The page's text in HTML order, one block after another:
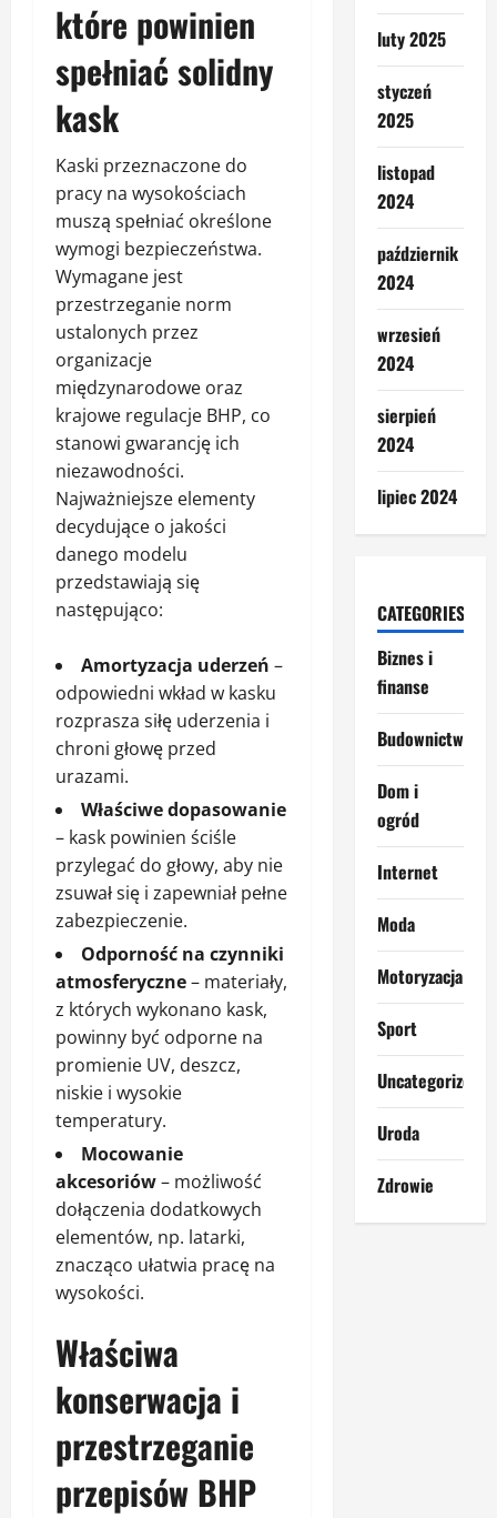
które powinien
spełniać solidny
kask
Kaski przeznaczone do
pracy na wysokościach
muszą spełniać określone
wymogi bezpieczeństwa.
Wymagane jest
przestrzeganie norm
ustalonych przez
organizacje
międzynarodowe oraz
krajowe regulacje BHP, co
stanowi gwarancję ich
niezawodności.
Najważniejsze elementy
decydujące o jakości
danego modelu
przedstawiają się
następująco:
Amortyzacja uderzeń –
odpowiedni wkład w kasku
rozprasza siłę uderzenia i
chroni głowę przed
urazami.
Właściwe dopasowanie
– kask powinien ściśle
przylegać do głowy, aby nie
zsuwał się i zapewniał pełne
zabezpieczenie.
Odporność na czynniki
atmosferyczne– materiały,
z których wykonano kask,
powinny być odporne na
promienie UV, deszcz,
niskie i wysokie
temperatury.
Mocowanie
akcesoriów– możliwość
dołączenia dodatkowych
elementów, np. latarki,
znacząco ułatwia pracę na
wysokości.
Właściwa
konserwacja i
przestrzeganie
przepisów BHP
luty 2025
styczeń
2025
listopad
2024
październik
2024
wrzesień
2024
sierpień
2024
lipiec 2024
CATEGORIES
Biznes i
finanse
Budownictwo
Dom i
ogród
Internet
Moda
Motoryzacja
Sport
Uncategorized
Uroda
Zdrowie